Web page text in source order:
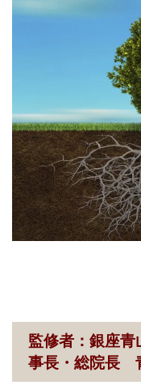
監修者：銀座
事長・総院長